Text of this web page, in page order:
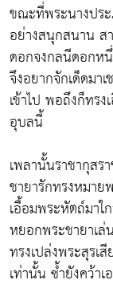
ขณะที่พระนางปร
อย่างสนุกสนาน ส
ดอกจงกลนีดอกหนึ่
จึงอยากจักเด็ดมา
เข้าไป พอถึงก็ทร
อุบลนี้
เพลานั้นราชากุส
ชายารักทรงหมาย
เอื้อมพระหัตถ์มา
หยอกพระชายาเ
ทรงเปล่งพระสุรเ
เท่านั้น ซ้ำยังคว้า